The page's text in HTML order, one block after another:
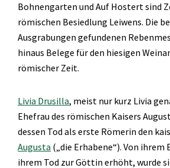
Bohnengarten und Auf Hostert sind
römischen Besiedlung Leiwens. Die
Ausgrabungen gefundenen
hinaus Belege für den hiesigen
römischer Zeit.
Livia Drusilla, meist nur kurz Livia
Ehefrau des römischen Kaisers
dessen Tod als erste Römerin den
Augusta („die Erhabene“). Von ihrem
ihrem Tod zur Göttin erhöht, wurde